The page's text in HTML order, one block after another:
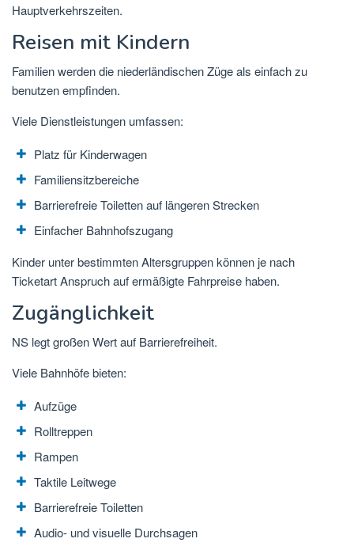
Hauptverkehrszeiten.
Reisen mit Kindern
Familien werden die niederländischen Züge als einfach zu
benutzen empfinden.
Viele Dienstleistungen umfassen:
Platz für Kinderwagen
Familiensitzbereiche
Barrierefreie Toiletten auf längeren Strecken
Einfacher Bahnhofszugang
Kinder unter bestimmten Altersgruppen können je nach
Ticketart Anspruch auf ermäßigte Fahrpreise haben.
Zugänglichkeit
NS legt großen Wert auf Barrierefreiheit.
Viele Bahnhöfe bieten:
Aufzüge
Rolltreppen
Rampen
Taktile Leitwege
Barrierefreie Toiletten
Audio- und visuelle Durchsagen